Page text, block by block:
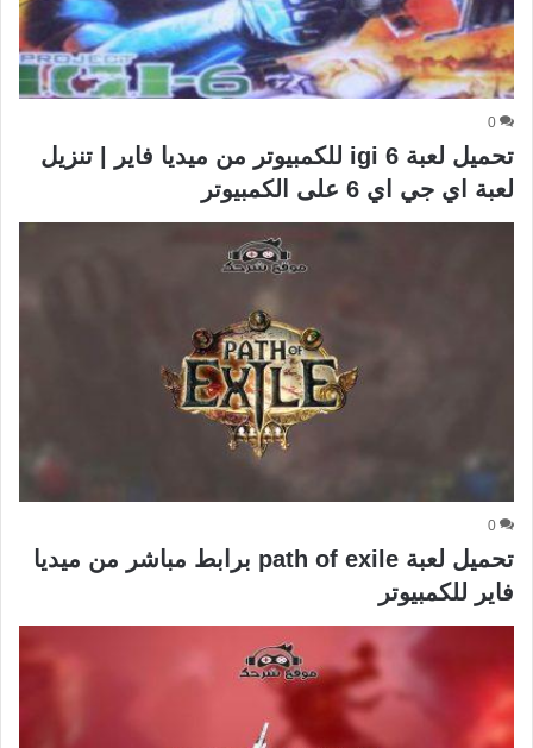
0
تحميل لعبة igi 6 للكمبيوتر من ميديا فاير | تنزيل
لعبة اي جي اي 6 على الكمبيوتر
0
تحميل لعبة path of exile برابط مباشر من ميديا
فاير للكمبيوتر